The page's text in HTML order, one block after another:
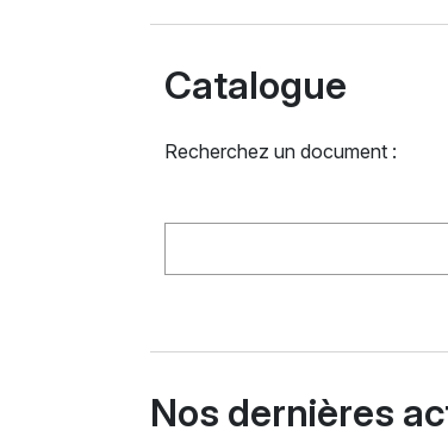
Catalogue
Recherchez un document :
Nos dernières